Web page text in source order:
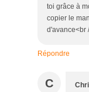
toi grâce à
copier le
d'avance<br
Répondre
C